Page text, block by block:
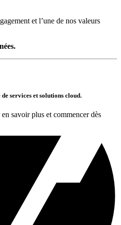
et l’une de nos valeurs
services et solutions cloud.
savoir plus et commencer dès